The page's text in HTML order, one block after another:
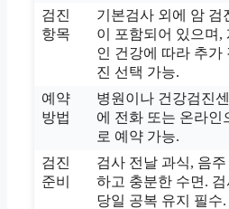
검진
항목
기본검사 외에 암 검
이 포함되어 있으며,
인 건강에 따라 추가
진 선택 가능.
예약
방법
병원이나 건강검진
에 전화 또는 온라인
로 예약 가능.
검진
준비
검사 전날 과식, 음주
하고 충분한 수면. 검
당일 공복 유지 필수.